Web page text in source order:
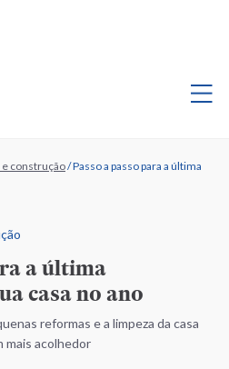
construção/Passo a passo para a última
a última
casa no ano
reformas e a limpeza da casa
mais acolhedor